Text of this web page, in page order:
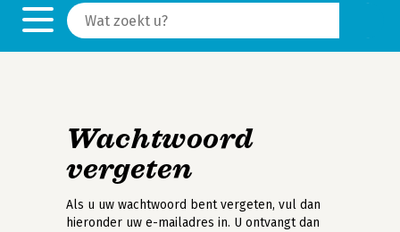
Wachtwoord
vergeten
Als u uw wachtwoord bent vergeten, vul dan
hieronder uw e-mailadres in. U ontvangt dan